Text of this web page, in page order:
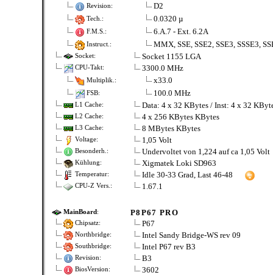
Revision: D2
Tech.: 0.0320 µ
F.M.S.: 6.A.7 - Ext. 6.2A
Instruct.: MMX, SSE, SSE2, SSE3, SSSE3,
Socket: Socket 1155 LGA
CPU-Takt: 3300.0 MHz
Multiplik.: x33.0
FSB: 100.0 MHz
L1 Cache: Data: 4 x 32 KBytes / Inst: 4 x 32
L2 Cache: 4 x 256 KBytes KBytes
L3 Cache: 8 MBytes KBytes
Voltage: 1,05 Volt
Besonderh.: Undervoltet von 1,224 auf ca 1,05 Volt
Kühlung: Xigmatek Loki SD963
Temperatur: Idle 30-33 Grad, Last 46-48
CPU-Z Vers.: 1.67.1
MainBoard: P8P67 PRO
Chipsatz: P67
Northbridge: Intel Sandy Bridge-WS rev 09
Southbridge: Intel P67 rev B3
Revision: B3
BiosVersion: 3602